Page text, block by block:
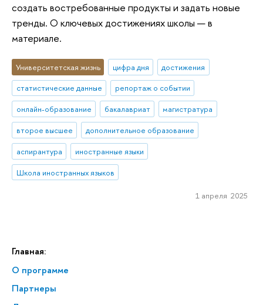
Главная:
О программе
Партнеры
создать востребованные продукты и задать новые
тренды. О ключевых достижениях школы — в
материале.
Университетская жизнь цифра дня
достижения
статистические данные
репортаж о событии
онлайн-образование
бакалавриат
магистратура
второе высшее
дополнительное образование
аспирантура
иностранные языки
Школа иностранных языков
1 апреля 2025